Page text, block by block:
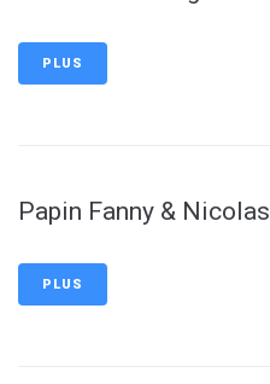
PLUS
Papin Fanny & Nicolas
PLUS